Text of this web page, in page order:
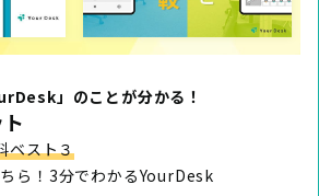
」のことが分かる！
ベスト３
ら！3分でわかるYourDesk